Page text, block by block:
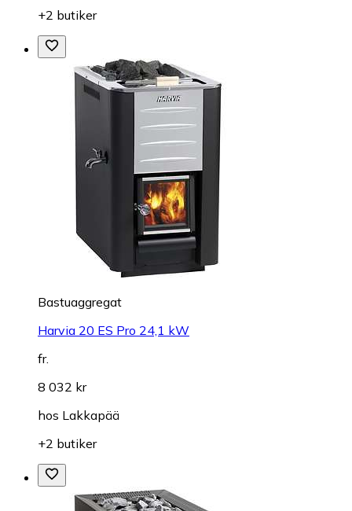
+2 butiker
Bastuaggregat
Harvia 20 ES Pro 24,1 kW
fr.
8 032 kr
hos Lakkapää
+2 butiker